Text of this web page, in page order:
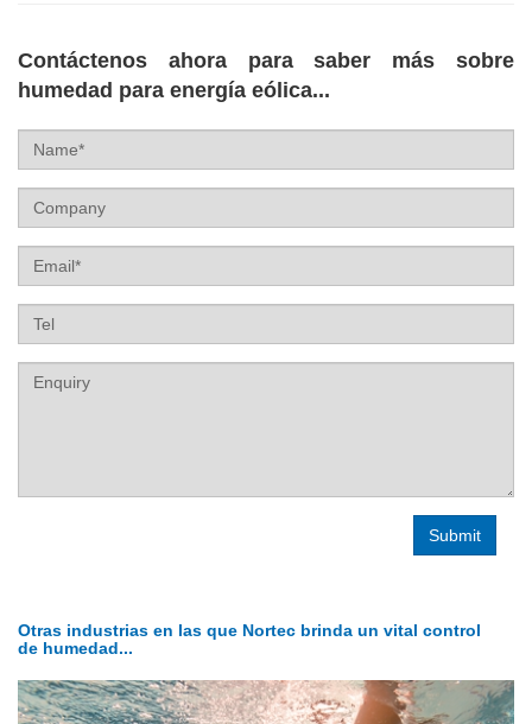
Contáctenos ahora para saber más sobre
humedad para energía eólica...
Name
Company
Email
Tel
Label
Otras industrias en las que Nortec brinda un vital control
de humedad...